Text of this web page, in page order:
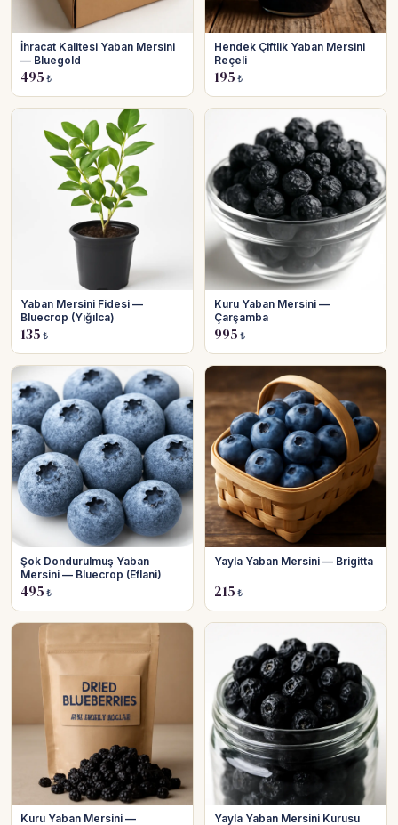
İhracat Kalitesi Yaban Mersini
— Bluegold
495 ₺
Hendek Çiftlik Yaban Mersini
Reçeli
195 ₺
Yaban Mersini Fidesi —
Bluecrop (Yığılca)
135 ₺
Kuru Yaban Mersini —
Çarşamba
995 ₺
Şok Dondurulmuş Yaban
Mersini — Bluecrop (Eflani)
495 ₺
Yayla Yaban Mersini — Brigitta
215 ₺
Kuru Yaban Mersini — Yayla Yaban Mersini Kurusu